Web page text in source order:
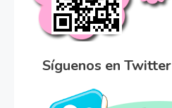
Síguenos en Twitter